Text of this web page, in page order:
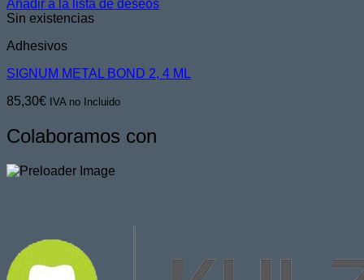
Añadir a la lista de deseos
Sin existencias
Adhesivos
SIGNUM METAL BOND 2, 4 ML
85,30€ IVA no Incluido
Colaboramos con